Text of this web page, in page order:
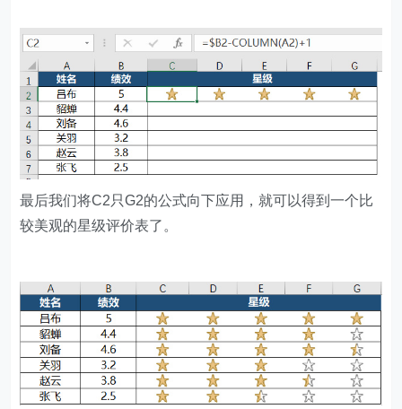
最后我们将C2只G2的公式向下应用，就可以得到一个比
较美观的星级评价表了。